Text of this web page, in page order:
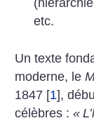
etc.
Un texte
moderne, le
1847 [1],
célèbres :«